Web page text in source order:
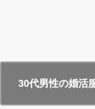
30代男性の婚活